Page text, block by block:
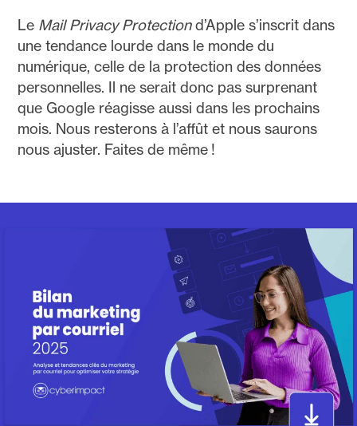
Le Mail Privacy Protectiond’Apple s’inscrit dans
une tendance lourde dans le monde du
numérique, celle de la protection des données
personnelles. Il ne serait donc pas surprenant
que Google réagisse aussi dans les prochains
mois. Nous resterons à l’affût et nous saurons
nous ajuster. Faites de même !